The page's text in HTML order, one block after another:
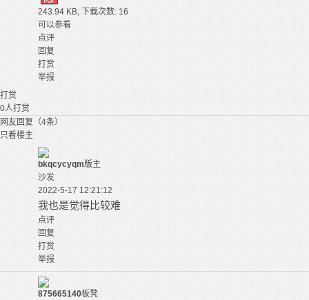
243.94 KB, 下载次数: 16
可以参看
点评
回复
打赏
举报
打赏
0人打赏
网友回复（4条）
只看楼主
bkqcycyqm版主
沙发
2022-5-17 12:21:12
我也是觉得比较难
点评
回复
打赏
举报
875665140板凳